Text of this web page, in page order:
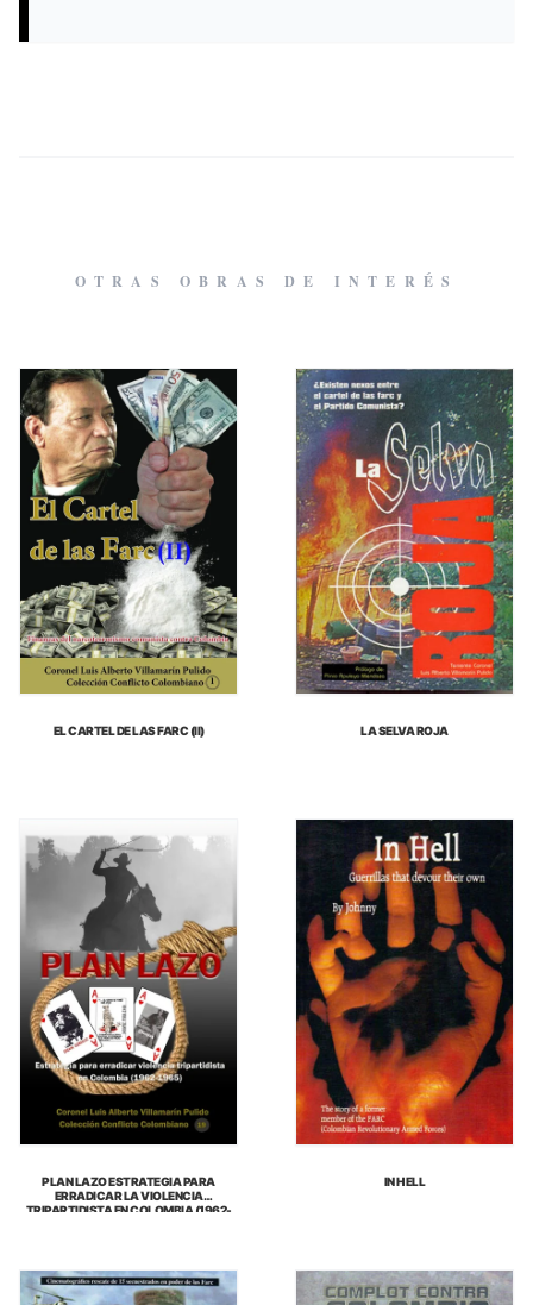
OTRAS OBRAS DE INTERÉS
EL CARTEL DE LAS FARC (II) LA SELVA ROJA
PLAN LAZO ESTRATEGIA PARA
ERRADICAR LA VIOLENCIA
TRIPARTIDISTA EN COLOMBIA (1962-
IN HELL